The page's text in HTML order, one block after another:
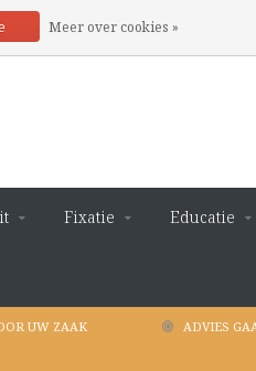
Fixatie Educatie
UW ZAAK ADVIES
Meer over cookies »